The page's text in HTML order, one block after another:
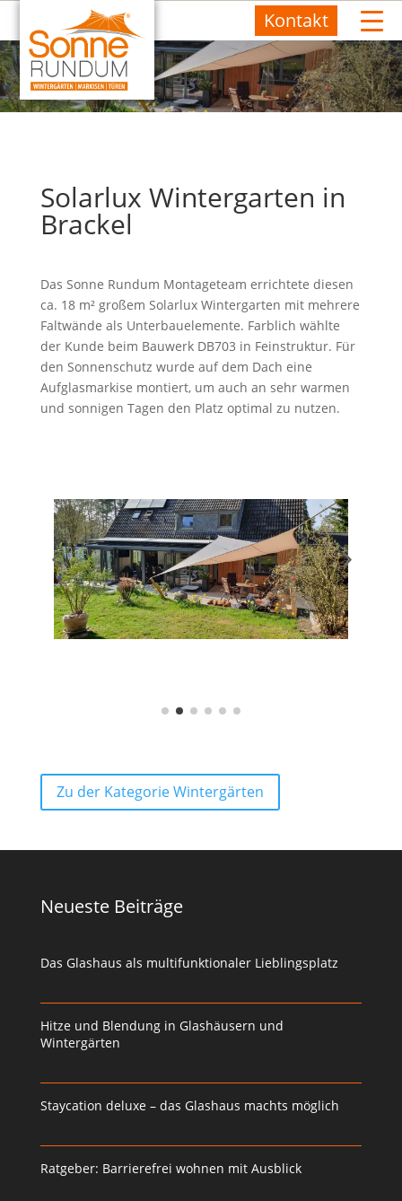
Kontakt
Solarlux Wintergarten in
Brackel
Das Sonne Rundum Montageteam errichtete diesen
ca. 18 m² großem Solarlux Wintergarten mit mehrere
Faltwände als Unterbauelemente. Farblich wählte
der Kunde beim Bauwerk DB703 in Feinstruktur. Für
den Sonnenschutz wurde auf dem Dach eine
Aufglasmarkise montiert, um auch an sehr warmen
und sonnigen Tagen den Platz optimal zu nutzen.
Zu der Kategorie Wintergärten
Neueste Beiträge
Das Glashaus als multifunktionaler Lieblingsplatz
Hitze und Blendung in Glashäusern und
Wintergärten
Staycation deluxe – das Glashaus machts möglich
Ratgeber: Barrierefrei wohnen mit Ausblick